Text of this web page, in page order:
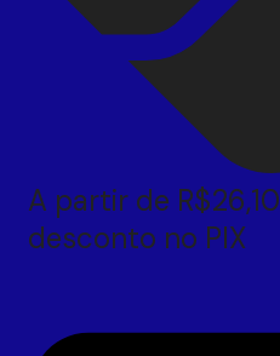
A partir de R$26,10
desconto no PIX